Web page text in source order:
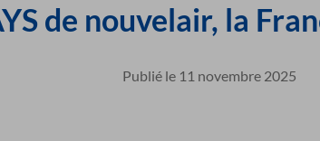
de nouvelair, la
Publié le 11 novembre 2025